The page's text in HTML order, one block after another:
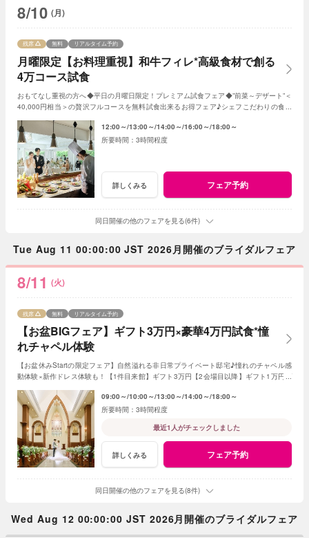
8/10 (月)
月曜限定【お料理重視】和牛フィレ*高級食材で創る
4万コース試食
残席 無料 リアルタイム予約
おもてなし重視の方へ◆平日の月曜日限定！プレミアム試食フェア◆”前菜～デザート”＜
40,000円相当＞の贅沢フルコースを無料試食出来るお得フェア♪シェフこだわりの食材
12:00～ 13:00～ 14:00～ 16:00～ 18:00～
3時間程度
詳しくみる フェア予約
同日開催の他のフェアを見る(6件)
Tue Aug 11 00:00:00 JST 2026月開催のブライダルフェア
8/11 (火)
【お盆BIGフェア】ギフト3万円×豪華4万円試食*憧
れチャペル体験
残席 無料 リアルタイム予約
【お盆休みStartの限定フェア】自然溢れる非日常プライベート邸宅♪憧れのチャペル感
動体験×新作ドレス体験も！【1件目来館】ギフト3万円【2会場目以降】ギフト1万円プ
09:00～ 10:00～ 13:00～ 14:00～ 18:00～
3時間程度
最近1人がチェックしました
詳しくみる フェア予約
同日開催の他のフェアを見る(8件)
Wed Aug 12 00:00:00 JST 2026月開催のブライダルフェア